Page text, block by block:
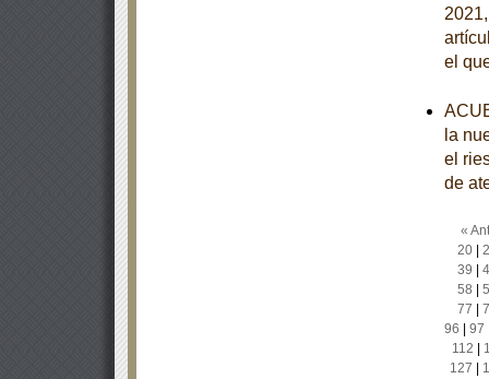
el
la
el
de
«
20|
39
58
77
96
97
112
127